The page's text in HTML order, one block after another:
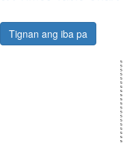
Tignan ang iba pa